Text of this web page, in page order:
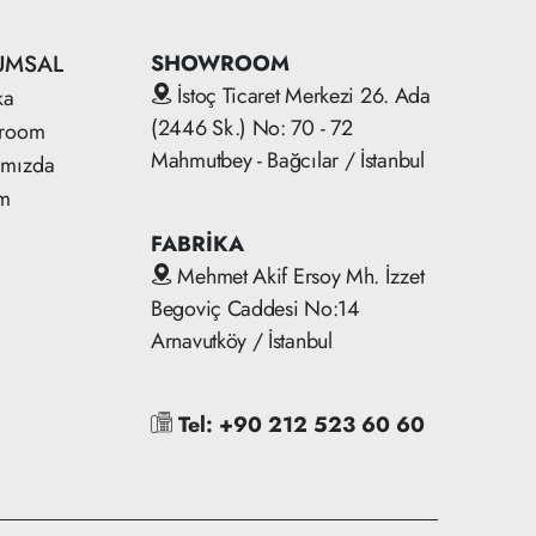
SHOWROOM
İstoç Ticaret Merkezi 26. Ada
(2446 Sk.) No: 70 - 72
Mahmutbey - Bağcılar / İstanbul
FABRİKA
Mehmet Akif Ersoy Mh. İzzet
Begoviç Caddesi No:14
Arnavutköy / İstanbul
Tel: +90 212 523 60 60